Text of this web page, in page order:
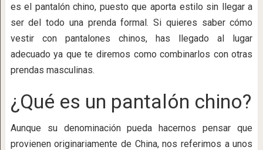
es el pantalón chino, puesto que aporta estilo sin llegar a
ser del todo una prenda formal. Si quieres saber cómo
vestir con pantalones chinos, has llegado al lugar
adecuado ya que te diremos como combinarlos con otras
prendas masculinas.
¿Qué es un pantalón chino?
Aunque su denominación pueda hacernos pensar que
provienen originariamente de China, nos referimos a unos